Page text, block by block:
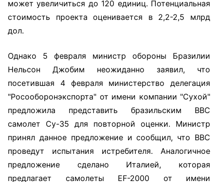
может увеличиться до 120 единиц. Потенциальная
стоимость проекта оценивается в 2,2-2,5 млрд
дол.
Однако 5 февраля министр обороны Бразилии
Нельсон Джобим неожиданно заявил, что
посетившая 4 февраля министерство делегация
"Росооборонэкспорта" от имени компании "Сухой"
предложила представить бразильским ВВС
самолет Су-35 для повторной оценки. Министр
принял данное предложение и сообщил, что ВВС
проведут испытания истребителя. Аналогичное
предложение сделано Италией, которая
предлагает самолеты EF-2000 от имени